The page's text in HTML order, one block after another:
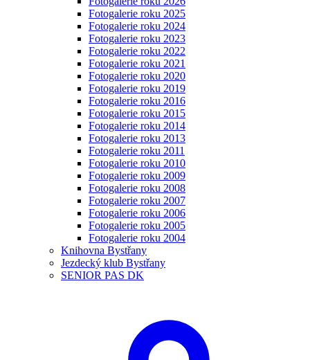
Fotogalerie roku 2025
Fotogalerie roku 2024
Fotogalerie roku 2023
Fotogalerie roku 2022
Fotogalerie roku 2021
Fotogalerie roku 2020
Fotogalerie roku 2019
Fotogalerie roku 2016
Fotogalerie roku 2015
Fotogalerie roku 2014
Fotogalerie roku 2013
Fotogalerie roku 2011
Fotogalerie roku 2010
Fotogalerie roku 2009
Fotogalerie roku 2008
Fotogalerie roku 2007
Fotogalerie roku 2006
Fotogalerie roku 2005
Fotogalerie roku 2004
Knihovna Bystřany
Jezdecký klub Bystřany
SENIOR PAS DK